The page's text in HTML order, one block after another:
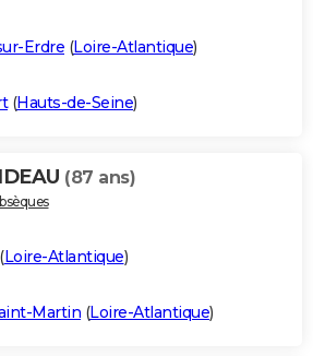
Erdre (Loire-Atlantique)
(Hauts-de-Seine)
(87 ans)
(Loire-Atlantique)
Martin (Loire-Atlantique)